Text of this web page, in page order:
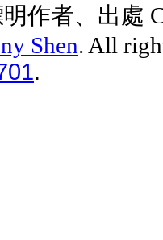
作者、出處
Shen. All
.